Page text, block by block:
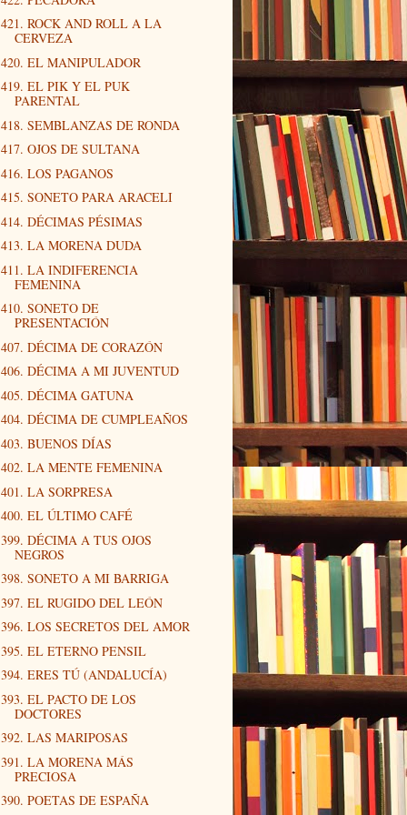
421. ROCK AND ROLL A LA
CERVEZA
420. EL MANIPULADOR
419. EL PIK Y EL PUK
PARENTAL
418. SEMBLANZAS DE RONDA
417. OJOS DE SULTANA
416. LOS PAGANOS
415. SONETO PARA ARACELI
414. DÉCIMAS PÉSIMAS
413. LA MORENA DUDA
411. LA INDIFERENCIA
FEMENINA
410. SONETO DE
PRESENTACIÓN
407. DÉCIMA DE CORAZÓN
406. DÉCIMA A MI JUVENTUD
405. DÉCIMA GATUNA
404. DÉCIMA DE CUMPLEAÑOS
403. BUENOS DÍAS
402. LA MENTE FEMENINA
401. LA SORPRESA
400. EL ÚLTIMO CAFÉ
399. DÉCIMA A TUS OJOS
NEGROS
398. SONETO A MI BARRIGA
397. EL RUGIDO DEL LEÓN
396. LOS SECRETOS DEL AMOR
395. EL ETERNO PENSIL
394. ERES TÚ (ANDALUCÍA)
393. EL PACTO DE LOS
DOCTORES
392. LAS MARIPOSAS
391. LA MORENA MÁS
PRECIOSA
390. POETAS DE ESPAÑA